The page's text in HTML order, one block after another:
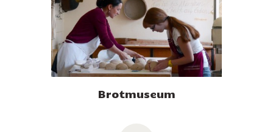
Brotmuseum